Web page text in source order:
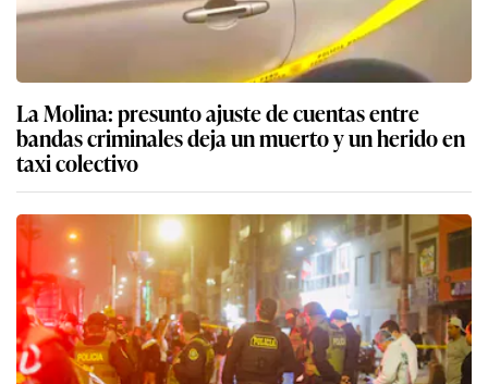
La Molina: presunto ajuste de cuentas entre
bandas criminales deja un muerto y un herido en
taxi colectivo